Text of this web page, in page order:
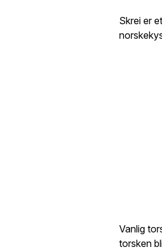
Skrei er
Vanlig
torsken